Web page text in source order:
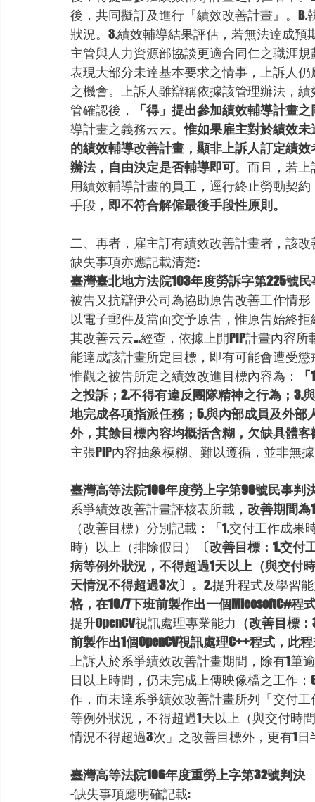
後，共同擬訂及進行『績效改善計畫』。
狀況。3.績效輔導結果評估，若無法達成
主管與人力資源部協談更適合同仁之職涯
表現大部分未達基本要求之情事，上訴人
之機會。上訴人雖辯稱依據該管理辦法，
管確認後，
「得」提出參加績效輔導計畫
導計畫之義務云云。惟如果雇主對於績效
的績效輔導改善計畫，顯非上訴人訂定績
辦法，自由決定是否輔導即可。而且，若
用績效輔導計畫的員工，逕行終止勞動契
手段， 即不符合解僱最後手段性原則。
二、再者，雇主訂有績效改善計畫者，該
缺失事項亦應記載清楚:
臺灣臺北地方法院103年度勞訴字第225號民
被告又抗辯伊公司為協助原告改善工作情
以電子郵件及當面交予原告，惟原告始終
其改善云云…經查，依據上開PIP計畫內容
能達成該計畫所定目標，即有可能會遭受
惟觀之被告所定之績效改進目標內容為：
之投訴；2.不得有違反團隊精神之行為；3.
地完成各項指派任務；5.與內部成員及外部
外，其餘目標內容均概括含糊，欠缺具體
主張PIP內容抽象模糊、難以遵循，並非無
臺灣高等法院106年度勞上字第96號民事判
系爭績效改善計畫評核表所載， 改善期間為
（改善目標）分別記載：「1.交付工作成
時）以上（排除假日）
〔改善目標：1.交
病等例外狀況，不得超過1天以上（與交付
天情況不得超過3次〕。 2.提升程式及學習
格，在10/7下班前製作出一個MicosoftC#
提升OpenCV視訊處理專業能力 （改善目標
前製作出1個OpenCV視訊處理C++程式，此
上訴人於系爭績效改善計畫期間，除有1筆
日以上時間，仍未完成上傳映像檔之工作
作，而未達系爭績效改善計畫所列「交付
等例外狀況，不得超過1天以上（與交付時
情況不得超過3次」之改善目標外，更有1
臺灣高等法院106年度重勞上字第32號判決
-缺失事項應明確記載: